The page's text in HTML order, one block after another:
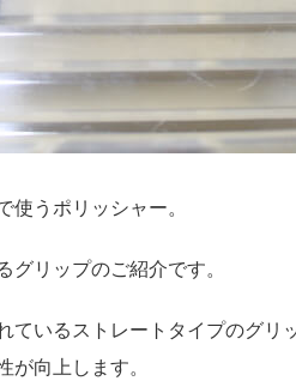
使うポリッシャー。
リップのご紹介です。
ているストレートタイプのグリ
が向上します。